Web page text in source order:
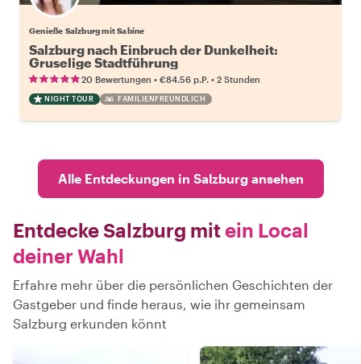
Genieße Salzburg mit Sabine
Salzburg nach Einbruch der Dunkelheit:
Gruselige Stadtführung
20 Bewertungen • €84.56 p.P. • 2 Stunden
NIGHT TOUR FAMILIENFREUNDLICH
Alle Entdeckungen in Salzburg ansehen
Entdecke Salzburg mitein Local
deiner Wahl
Erfahre mehr über die persönlichen Geschichten der
Gastgeber und finde heraus, wie ihr gemeinsam
Salzburg erkunden könnt